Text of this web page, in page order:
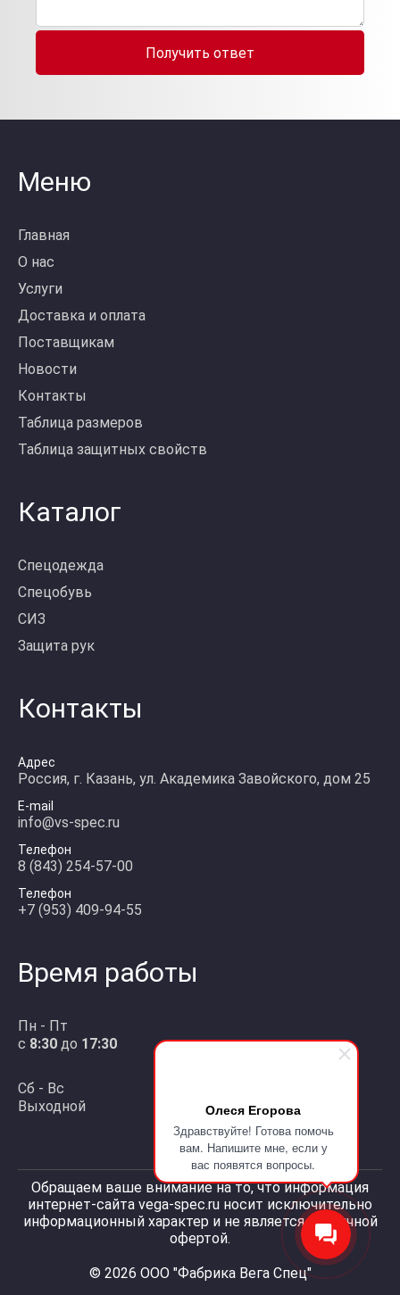
Олеся Егорова
Здравствуйте! Готова помочь
вам. Напишите мне, если у
вас появятся вопросы.
Получить ответ
Меню
Главная
О нас
Услуги
Доставка и оплата
Поставщикам
Новости
Контакты
Таблица размеров
Таблица защитных свойств
Каталог
Спецодежда
Спецобувь
СИЗ
Защита рук
Контакты
Адрес
Россия, г. Казань, ул. Академика Завойского, дом 25
E-mail
info@vs-spec.ru
Телефон
8 (843) 254-57-00
Телефон
+7 (953) 409-94-55
Время работы
Пн - Пт
с 8:30 до 17:30
Сб - Вс
Выходной
© 2026 ООО "Фабрика Вега Спец"
Обращаем ваше внимание на то, что информация
интернет-сайта vega-spec.ru носит исключительно
информационный характер и не является публичной
офертой.